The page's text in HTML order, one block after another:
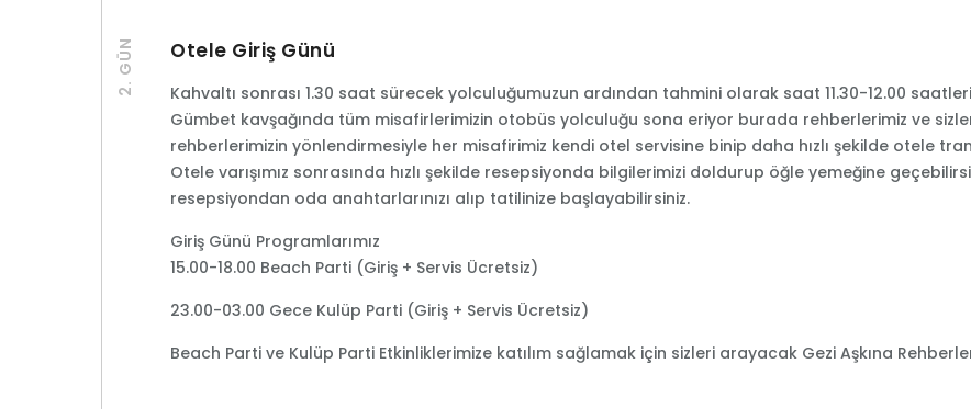
2. GÜN Otele Giriş Günü
Kahvaltı sonrası 1.30 saat sürecek yolculuğumuzun ardından tahmini olarak saat 11.30-12.00
Gümbet kavşağında tüm misafirlerimizin otobüs yolculuğu sona eriyor burada rehberlerimiz ve
rehberlerimizin yönlendirmesiyle her misafirimiz kendi otel servisine binip daha hızlı şekilde otele
Otele varışımız sonrasında hızlı şekilde resepsiyonda bilgilerimizi doldurup öğle yemeğine
resepsiyondan oda anahtarlarınızı alıp tatilinize başlayabilirsiniz.
Giriş Günü Programlarımız
15.00-18.00 Beach Parti (Giriş + Servis Ücretsiz)
23.00-03.00 Gece Kulüp Parti (Giriş + Servis Ücretsiz)
Beach Parti ve Kulüp Parti Etkinliklerimize katılım sağlamak için sizleri arayacak Gezi Aşkına